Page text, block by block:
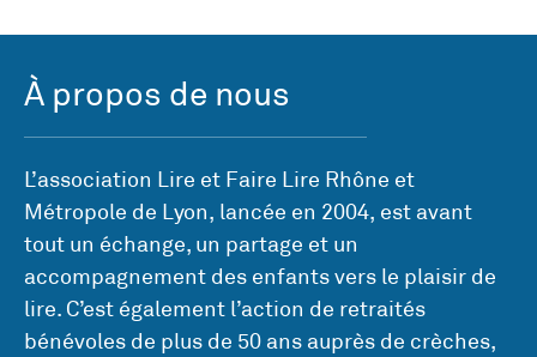
À propos de nous
L’association Lire et Faire Lire Rhône et
Métropole de Lyon, lancée en 2004, est avant
tout un échange, un partage et un
accompagnement des enfants vers le plaisir de
lire. C’est également l’action de retraités
bénévoles de plus de 50 ans auprès de crèches,